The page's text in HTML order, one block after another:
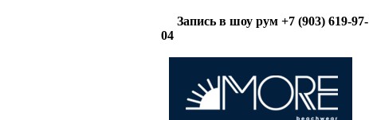
Запись в шоу рум +7 (903) 619-97-
04